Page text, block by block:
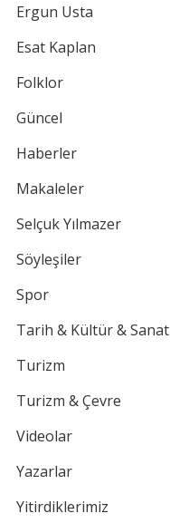
Ergun Usta
Esat Kaplan
Folklor
Güncel
Haberler
Makaleler
Selçuk Yılmazer
Söyleşiler
Spor
Tarih & Kültür & Sanat
Turizm
Turizm & Çevre
Videolar
Yazarlar
Yitirdiklerimiz